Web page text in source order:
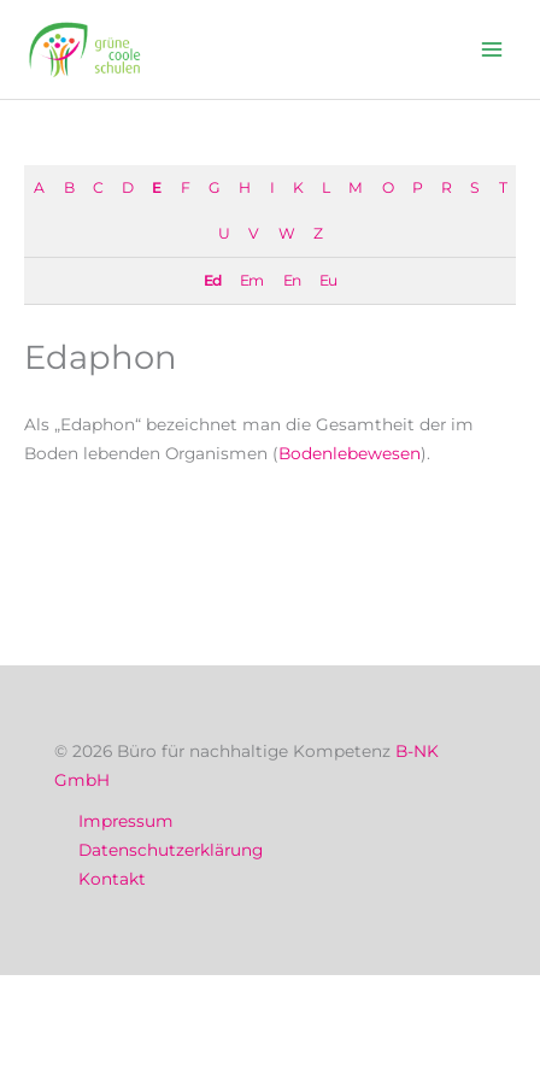
content
A B C D E F G H I K L M O P R S T
U V W Z
Ed Em En Eu
Edaphon
Als „Edaphon“ bezeichnet man die Gesamtheit der im
Boden lebenden Organismen (Bodenlebewesen).
© 2026 Büro für nachhaltige Kompetenz B-NK
GmbH
Impressum
Datenschutzerklärung
Kontakt